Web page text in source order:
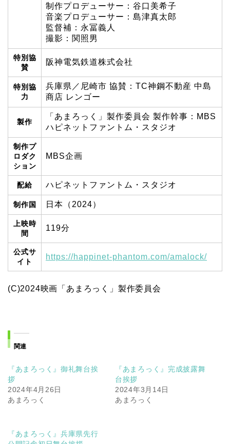
制作プロデューサー：谷口美希子
音楽プロデューサー：島津真太郎
監督補：永冨義人
撮影：関照男
特別協
賛
阪神電気鉄道株式会社
特別協
力
兵庫県／尼崎市 協賛：TC神鋼不動産 中島
商店 レンゴー
製作
「あまろっく」製作委員会 製作幹事：MBS
ハピネットファントム・スタジオ
制作プ
ロダク
ション
MBS企画
配給 ハピネットファントム・スタジオ
制作国 日本（2024）
上映時
間
119分
公式サ
イト
https://happinet-phantom.com/amalock/
(C)2024映画「あまろっく」製作委員会
関連
『あまろっく』御礼舞台挨
拶
2024年4月26日
あまろっく
『あまろっく』完成披露舞
台挨拶
2024年3月14日
あまろっく
『あまろっく』兵庫県先行